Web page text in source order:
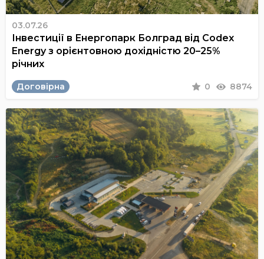
03.07.26
Інвестиції в Енергопарк Болград від Codex
Energy з орієнтовною дохідністю 20–25%
річних
Договірна 0 8874